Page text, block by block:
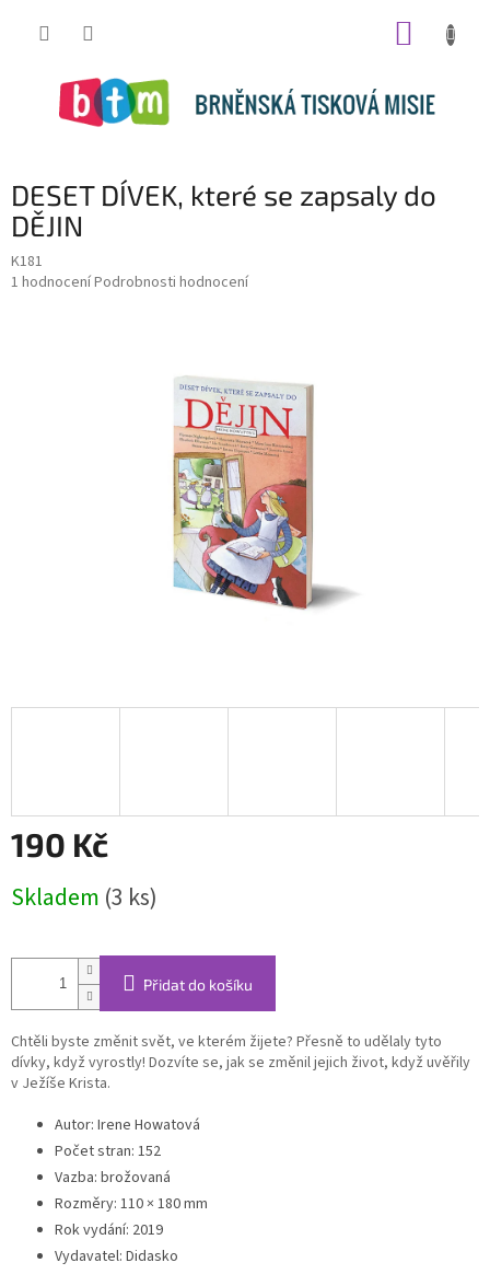
DESET DÍVEK, které se zapsaly do
DĚJIN
K181
Průměrné
1 hodnoceníPodrobnosti hodnocení
190 Kč
cena:
Skladem (3 ks)
Přidat do košíku
Chtěli byste změnit svět, ve kterém žijete? Přesně to udělaly tyto
dívky, když vyrostly! Dozvíte se, jak se změnil jejich život, když uvěřily
v Ježíše Krista.
Autor: Irene Howatová
Počet stran: 152
Vazba: brožovaná
Rozměry: 110 × 180 mm
Rok vydání: 2019
Vydavatel: Didasko